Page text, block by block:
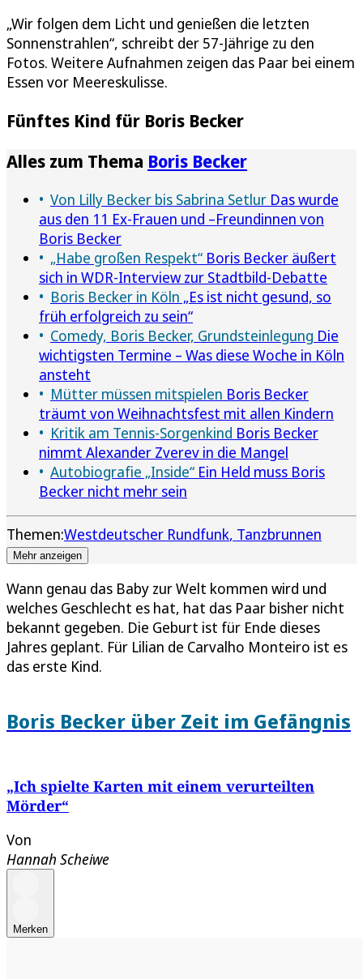
„Wir folgen dem Licht und genießen die letzten
Sonnenstrahlen“, schreibt der 57-Jährige zu den
Fotos. Weitere Aufnahmen zeigen das Paar bei einem
Essen vor Meereskulisse.
Fünftes Kind für Boris Becker
Alles zum Thema Boris Becker
Von Lilly Becker bis Sabrina Setlur Das wurde
aus den 11 Ex-Frauen und –Freundinnen von
Boris Becker
„Habe großen Respekt“ Boris Becker äußert
sich in WDR-Interview zur Stadtbild-Debatte
Boris Becker in Köln „Es ist nicht gesund, so
früh erfolgreich zu sein“
Comedy, Boris Becker, Grundsteinlegung Die
wichtigsten Termine – Was diese Woche in Köln
ansteht
Mütter müssen mitspielen Boris Becker
träumt von Weihnachtsfest mit allen Kindern
Kritik am Tennis-Sorgenkind Boris Becker
nimmt Alexander Zverev in die Mangel
Autobiografie „Inside“ Ein Held muss Boris
Becker nicht mehr sein
Themen:Westdeutscher Rundfunk Tanzbrunnen
Mehr anzeigen
Wann genau das Baby zur Welt kommen wird und
welches Geschlecht es hat, hat das Paar bisher nicht
bekannt gegeben. Die Geburt ist für Ende dieses
Jahres geplant. Für Lilian de Carvalho Monteiro ist es
das erste Kind.
Boris Becker über Zeit im Gefängnis
„Ich spielte Karten mit einem verurteilten
Mörder“
Von
Hannah Scheiwe
Merken